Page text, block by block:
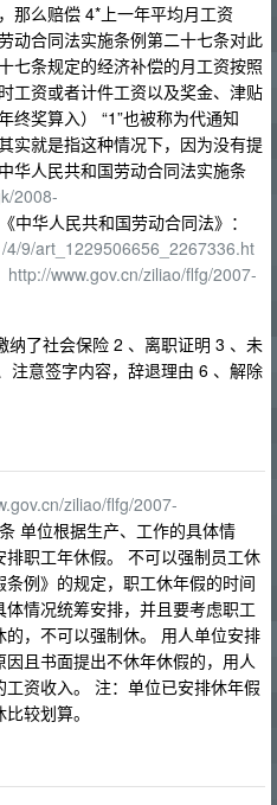
那么赔偿 4*上一年平均月工资
动合同法实施条例第二十七条对此
七条规定的经济补偿的月工资按照
工资或者计件工资以及奖金、津贴
终奖算入） “1”也被称为代通知
实就是指这种情况下，因为没有提
华人民共和国劳动合同法实施条
2008-
《中华人民共和国劳动合同法》：
9/art_1229506656_2267336.ht
http://www.gov.cn/ziliao/flfg/2007-
了社会保险 2 、离职证明 3 、未
注意签字内容，辞退理由 6 、解除
ziliao/flfg/2007-
单位根据生产、工作的具体情
职工年休假。 不可以强制员工休
例》的规定，职工休年假的时间
情况统筹安排，并且要考虑职工
，不可以强制休。 用人单位安排
且书面提出不休年休假的，用人
资收入。 注：单位已安排休年假
较划算。